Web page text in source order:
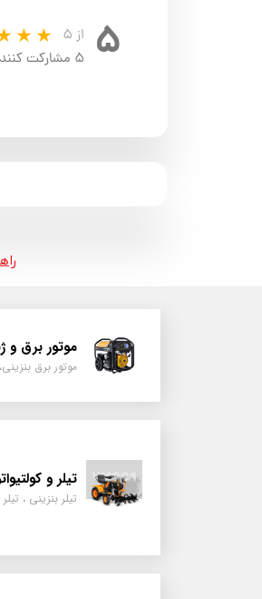
۵
از ۵
۵ مشارکت کننده
موتور برق و
تیلر و